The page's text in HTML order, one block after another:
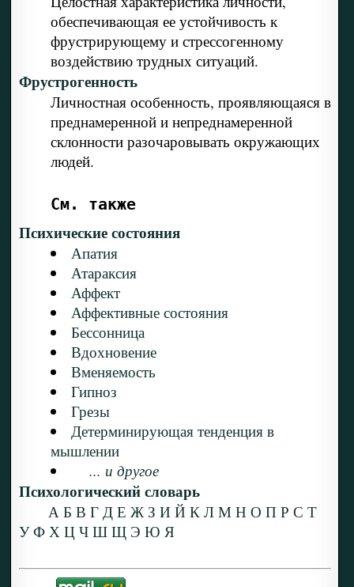
обеспечивающая ее устойчивость к
фрустрирующему и стрессогенному
воздействию трудных ситуаций.
Фрустрогенность
Личностная особенность, проявляющаяся в
преднамеренной и непреднамеренной
склонности разочаровывать окружающих
людей.
См. также
Психические состояния
Апатия
Атараксия
Аффект
Аффективные состояния
Бессонница
Вдохновение
Вменяемость
Гипноз
Грезы
Детерминирующая тенденция в
мышлении
... и другое
Психологический словарь
А Б В Г Д Е Ж З И Й К Л М Н О П Р С Т
У Ф Х Ц Ч Ш Щ Э Ю Я